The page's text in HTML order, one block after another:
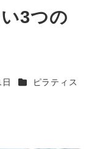
3つの
カテゴリー
ピラティス